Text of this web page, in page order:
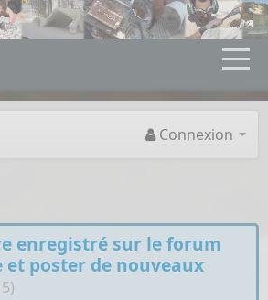
Connexion
enregistré sur le forum
poster de nouveaux